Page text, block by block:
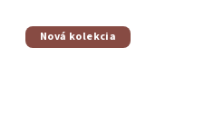
Nová kolekcia